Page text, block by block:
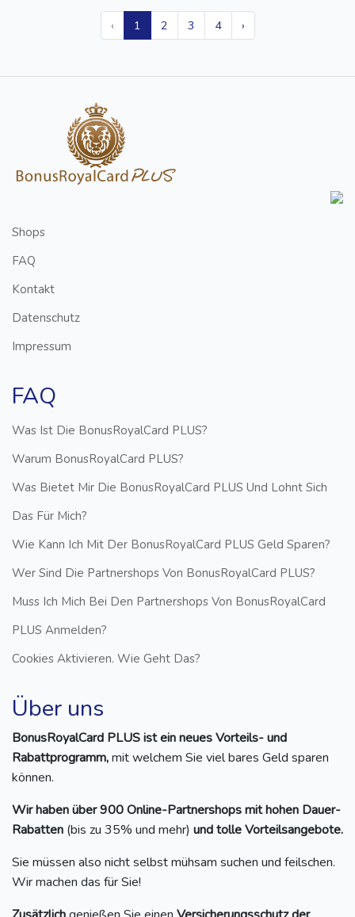
‹ 1 2 3 4 ›
Shops
FAQ
Kontakt
Datenschutz
Impressum
FAQ
Was Ist Die BonusRoyalCard PLUS?
Warum BonusRoyalCard PLUS?
Was Bietet Mir Die BonusRoyalCard PLUS Und Lohnt Sich
Das Für Mich?
Wie Kann Ich Mit Der BonusRoyalCard PLUS Geld Sparen?
Wer Sind Die Partnershops Von BonusRoyalCard PLUS?
Muss Ich Mich Bei Den Partnershops Von BonusRoyalCard
PLUS Anmelden?
Cookies Aktivieren. Wie Geht Das?
Über uns
BonusRoyalCard PLUS ist ein neues Vorteils- und
Rabattprogramm,mit welchem Sie viel bares Geld sparen
können.
Wir haben über 900 Online-Partnershops mit hohen Dauer-
Rabatten (bis zu 35% und mehr) und tolle Vorteilsangebote.
Sie müssen also nicht selbst mühsam suchen und feilschen.
Wir machen das für Sie!